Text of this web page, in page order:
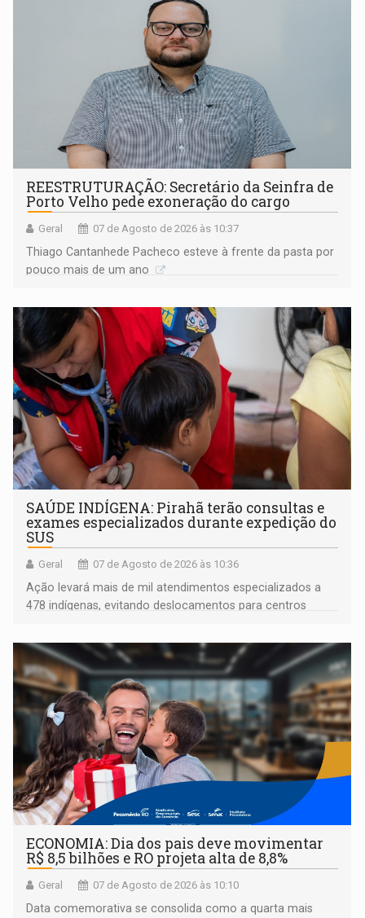
REESTRUTURAÇÃO: Secretário da Seinfra de
Porto Velho pede exoneração do cargo
Geral 07 de Agosto de 2026 às 10:37
Thiago Cantanhede Pacheco esteve à frente da pasta por
pouco mais de um ano
SAÚDE INDÍGENA: Pirahã terão consultas e
exames especializados durante expedição do
SUS
Geral 07 de Agosto de 2026 às 10:36
Ação levará mais de mil atendimentos especializados a
478 indígenas, evitando deslocamentos para centros
ECONOMIA: Dia dos pais deve movimentar
R$ 8,5 bilhões e RO projeta alta de 8,8%
Geral 07 de Agosto de 2026 às 10:10
Data comemorativa se consolida como a quarta mais